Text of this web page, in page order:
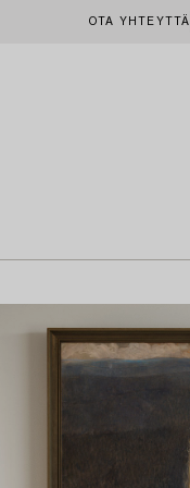
OTA YHTEYTTÄ